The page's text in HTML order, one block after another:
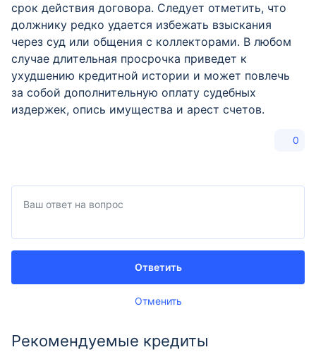
срок действия договора. Следует отметить, что
должнику редко удается избежать взыскания
через суд или общения с коллекторами. В любом
случае длительная просрочка приведет к
ухудшению кредитной истории и может повлечь
за собой дополнительную оплату судебных
издержек, опись имущества и арест счетов.
0
Отменить
Ответить
Рекомендуемые кредиты